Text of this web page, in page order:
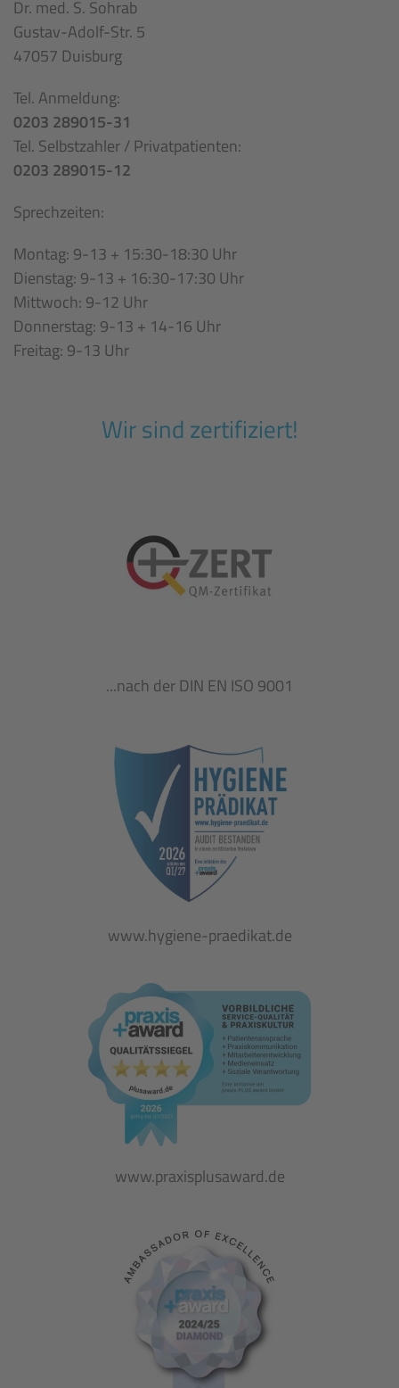
Dr. med. S. Sohrab
Gustav-Adolf-Str. 5
47057 Duisburg
Tel. Anmeldung:
0203 289015-31
Tel. Selbstzahler / Privatpatienten:
0203 289015-12
Sprechzeiten:
Montag: 9-13 + 15:30-18:30 Uhr
Dienstag: 9-13 + 16:30-17:30 Uhr
Mittwoch: 9-12 Uhr
Donnerstag: 9-13 + 14-16 Uhr
Freitag: 9-13 Uhr
Wir sind zertifiziert!
...nach der DIN EN ISO 9001
www.hygiene-praedikat.de
www.praxisplusaward.de